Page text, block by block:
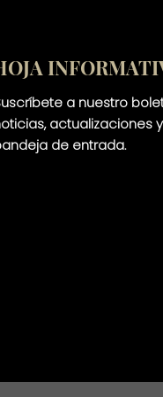
Firma). No se crea ninguna
solo para fines
o discuta con nuestros
a nuestro
actualizaciones
de entrada.